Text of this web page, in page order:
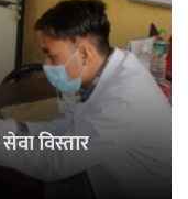
विस्तार